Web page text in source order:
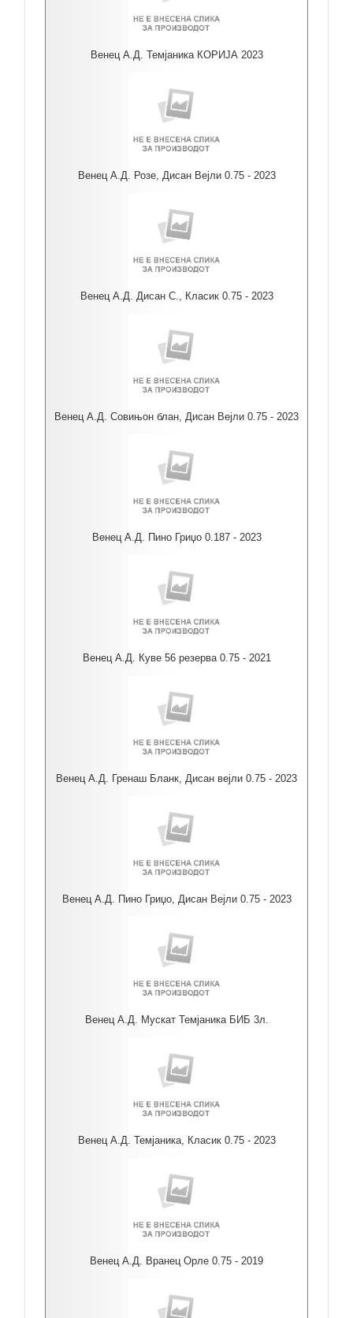
Венец А.Д. Темјаника КОРИЈА 2023
Венец А.Д. Розе, Дисан Вејли 0.75 - 2023
Венец А.Д. Дисан С., Класик 0.75 - 2023
Венец А.Д. Совињон блан, Дисан Вејли 0.75 - 2023
Венец А.Д. Пино Гриџо 0.187 - 2023
Венец А.Д. Куве 56 резерва 0.75 - 2021
Венец А.Д. Гренаш Бланк, Дисан вејли 0.75 - 2023
Венец А.Д. Пино Гриџо, Дисан Вејли 0.75 - 2023
Венец А.Д. Мускат Темјаника БИБ 3л.
Венец А.Д. Темјаника, Класик 0.75 - 2023
Венец А.Д. Вранец Орле 0.75 - 2019